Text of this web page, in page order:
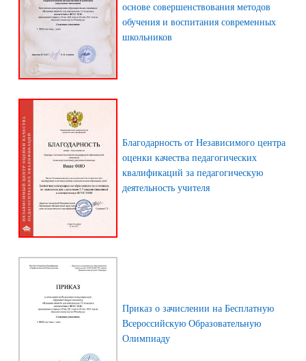
основе совершенствования методов
обучения и воспитания современных
школьников
Благодарность от Независимого центра
оценки качества педагогических
квалификаций за педагогическую
деятельность учителя
Приказ о зачислении на Бесплатную
Всероссийскую Образовательную
Олимпиаду